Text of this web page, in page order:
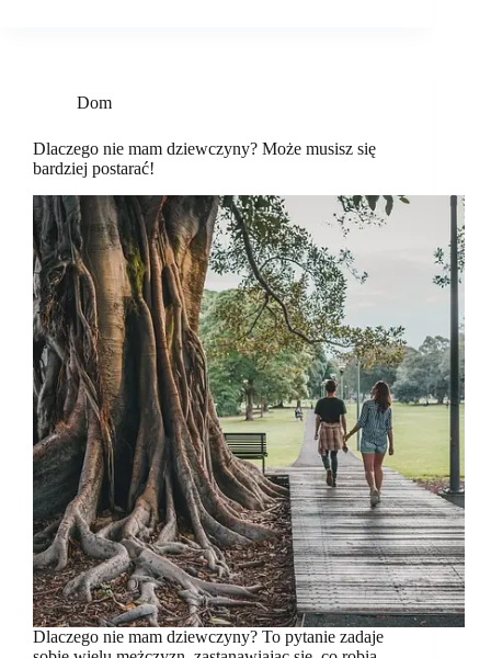
Dom
Dlaczego nie mam dziewczyny? Może musisz się
bardziej postarać!
Dlaczego nie mam dziewczyny? To pytanie zadaje